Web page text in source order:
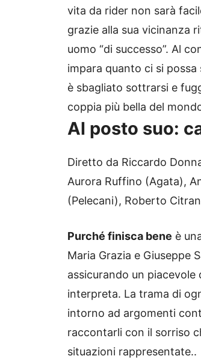
vita da rider non sarà
grazie alla sua vicinanza
uomo “di successo”. Al
impara quanto ci si possa
è sbagliato sottrarsi e
coppia più bella del
Al posto suo:
Diretto da Riccardo
Aurora Ruffino (Agata),
(Pelecani), Roberto
Purché finisca bene è
Maria Grazia e Giuseppe
assicurando un
interpreta. La trama di
intorno ad argomenti
raccontarli con il sorriso
situazioni rappresentate..